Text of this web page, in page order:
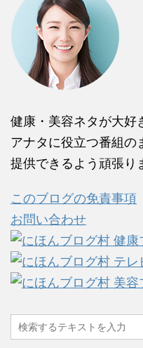
健康・美容ネタが大好
アナタに役立つ番組の
提供できるよう頑張
このブログの免責事項
お問い合わせ